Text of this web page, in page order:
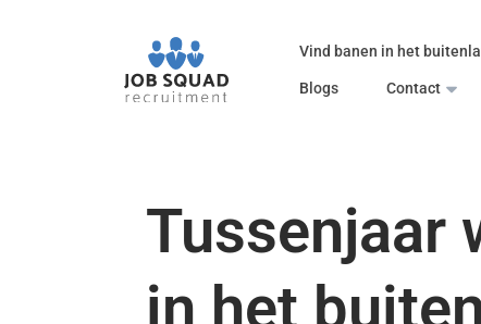
Vind banen in het
Blogs Contact
Tussenjaar
in het